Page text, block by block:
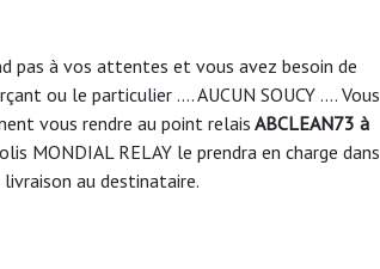
pas à vos attentes et vous avez besoin de
ou le particulier …. AUCUN SOUCY …. Vous
vous rendre au point relais ABCLEAN73 à
MONDIAL RELAY le prendra en charge dans
au destinataire.